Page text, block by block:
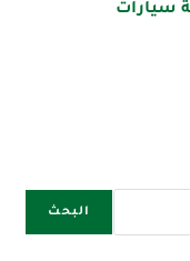
سيارات
البحث